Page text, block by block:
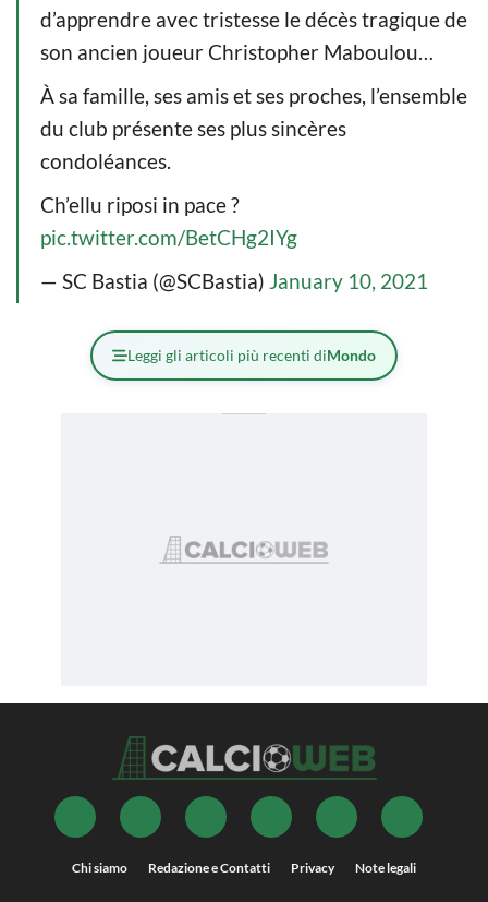
d’apprendre avec tristesse le décès tragique de
son ancien joueur Christopher Maboulou…
À sa famille, ses amis et ses proches, l’ensemble
du club présente ses plus sincères
condoléances.
Ch’ellu riposi in pace ?
pic.twitter.com/BetCHg2IYg
— SC Bastia (@SCBastia) January 10, 2021
Leggi gli articoli più recenti diMondo
Chi siamo Redazione e Contatti Privacy Note legali